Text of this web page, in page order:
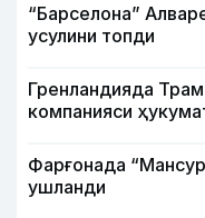
“Барселона”
усулини топди
Гренландияда
компанияси
Фарғонада
ушланди